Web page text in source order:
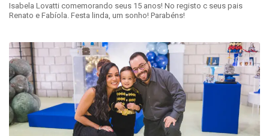
Isabela Lovatti comemorando seus 15 anos! No registo c seus pais
Renato e Fabíola. Festa linda, um sonho! Parabéns!